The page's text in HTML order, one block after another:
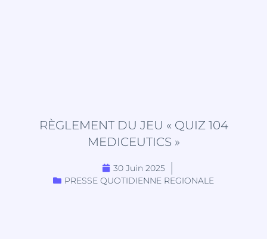
RÈGLEMENT DU JEU « QUIZ 104
MEDICEUTICS »
30 Juin 2025
PRESSE QUOTIDIENNE REGIONALE